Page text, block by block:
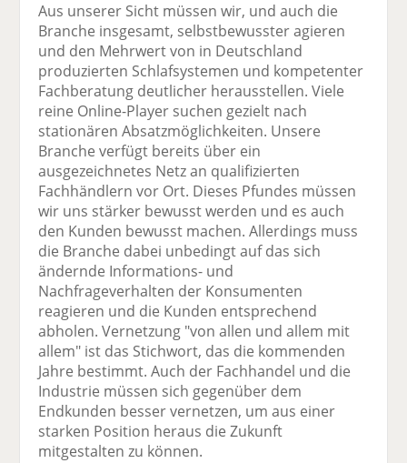
Aus unserer Sicht müssen wir, und auch die
Branche insgesamt, selbstbewusster agieren
und den Mehrwert von in Deutschland
produzierten Schlafsystemen und kompetenter
Fachberatung deutlicher herausstellen. Viele
reine Online-Player suchen gezielt nach
stationären Absatzmöglichkeiten. Unsere
Branche verfügt bereits über ein
ausgezeichnetes Netz an qualifizierten
Fachhändlern vor Ort. Dieses Pfundes müssen
wir uns stärker bewusst werden und es auch
den Kunden bewusst machen. Allerdings muss
die Branche dabei unbedingt auf das sich
ändernde Informations- und
Nachfrageverhalten der Konsumenten
reagieren und die Kunden entsprechend
abholen. Vernetzung "von allen und allem mit
allem" ist das Stichwort, das die kommenden
Jahre bestimmt. Auch der Fachhandel und die
Industrie müssen sich gegenüber dem
Endkunden besser vernetzen, um aus einer
starken Position heraus die Zukunft
mitgestalten zu können.